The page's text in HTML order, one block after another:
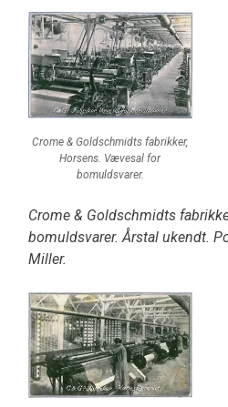
Crome & Goldschmidts fabrikker,
Horsens. Vævesal for
bomuldsvarer.
Crome & Goldschmidts
bomuldsvarer. Årstal ukendt.
Miller.